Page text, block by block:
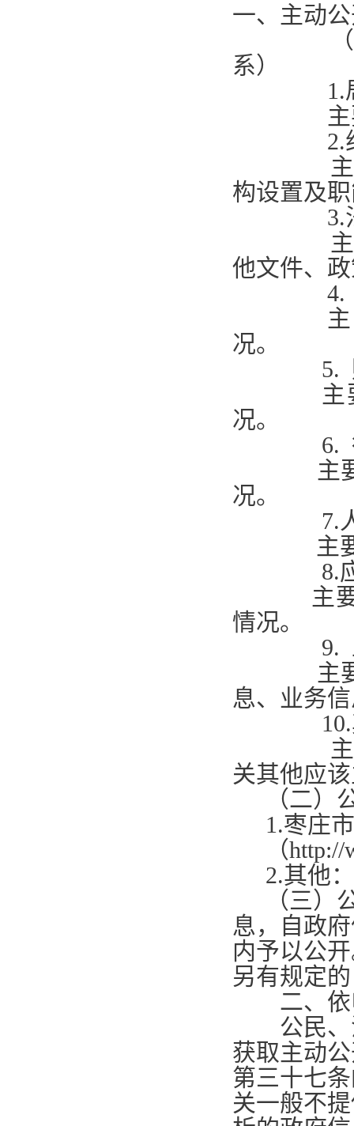
一、主动
（一）
系）
1.
主要包
2.
主要包
构设置及
3.
主要包
他文件、
主要包
况。
5.
主要包
况。
6.
主要包
况。
7.
主要包
8.
主要包
情况。
9.
主要包
息、业
10.
主要包
关其他应
（二）
1.枣庄
（http://
2.其他
（三）
息，自政
内予以公
另有规定
二、依
公民、
获取主动
第三十七
关一般不